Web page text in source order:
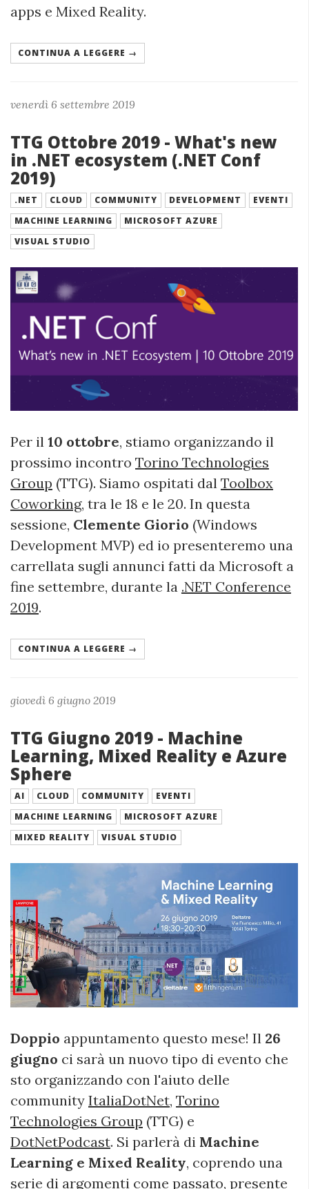
apps e Mixed Reality.
CONTINUA A LEGGERE →
venerdì 6 settembre 2019
TTG Ottobre 2019 - What's new
in .NET ecosystem (.NET Conf
2019)
.NET CLOUD COMMUNITY DEVELOPMENT
EVENTI
MACHINE LEARNING
MICROSOFT AZURE
VISUAL STUDIO
Per il 10 ottobre, stiamo organizzando il
prossimo incontro Torino Technologies
Group (TTG). Siamo ospitati dal Toolbox
Coworking, tra le 18 e le 20. In questa
sessione, Clemente Giorio (Windows
Development MVP) ed io presenteremo una
carrellata sugli annunci fatti da Microsoft a
fine settembre, durante la .NET Conference
2019.
CONTINUA A LEGGERE →
giovedì 6 giugno 2019
TTG Giugno 2019 - Machine
Learning, Mixed Reality e Azure
Sphere
AI CLOUD COMMUNITY
EVENTI
MACHINE LEARNING
MICROSOFT AZURE
MIXED REALITY
VISUAL STUDIO
Doppio appuntamento questo mese! Il 26
giugno ci sarà un nuovo tipo di evento che
sto organizzando con l'aiuto delle
community ItaliaDotNet, Torino
Technologies Group (TTG) e
DotNetPodcast. Si parlerà di Machine
Learning e Mixed Reality, coprendo una
serie di argomenti come passato, presente